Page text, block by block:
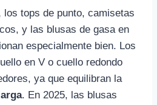
los tops de punto, camisetas
y las blusas de gasa en
especialmente bien. Los
en V o cuello redondo
ya que equilibran la
. En 2025, las blusas